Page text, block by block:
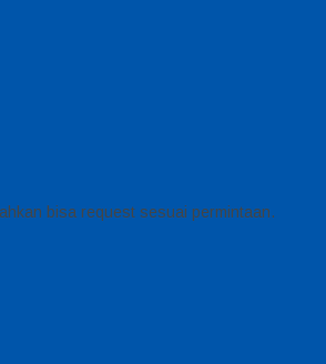
bisa request sesuai permintaan.